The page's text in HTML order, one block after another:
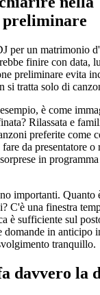
preliminare
per un matrimonio
finire con data,
preliminare evita
si tratta solo di
è come
Rilassata e
preferite come
da presentatore o
in
importanti. Quanto
C'è una finestra
è sufficiente sul
domande in anticipo
tranquillo.
davvero la